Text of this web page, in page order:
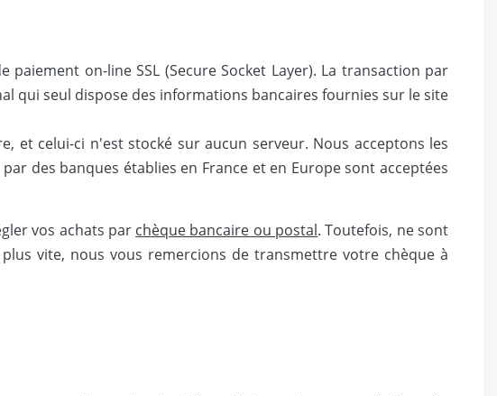
on-line SSL (Secure Socket Layer). La transaction par
qui seul dispose des informations bancaires fournies sur le site
et celui-ci n'est stocké sur aucun serveur. Nous acceptons les
des banques établies en France et en Europe sont acceptées
vos achats par chèque bancaire ou postal. Toutefois, ne sont
vite, nous vous remercions de transmettre votre chèque à